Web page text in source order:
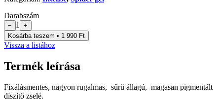
Darabszám
− 1
+
Kosárba teszem • 1 990 Ft
Vissza a listához
Termék leírása
Fixálásmentes, nagyon rugalmas, sűrű állagú, magasan pigmentált
díszítő zselé.